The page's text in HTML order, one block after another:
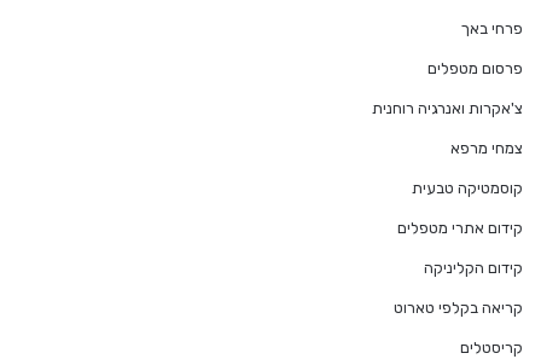
פרחי באך
פרסום מטפלים
צ'אקרות ואנרגיה רוחנית
צמחי מרפא
קוסמטיקה טבעית
קידום אתרי מטפלים
קידום הקליניקה
קריאה בקלפי טארוט
קריסטלים